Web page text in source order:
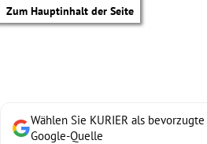
Zum Hauptinhalt der Seite
Wählen Sie KURIER als bevorzugte
Google-Quelle